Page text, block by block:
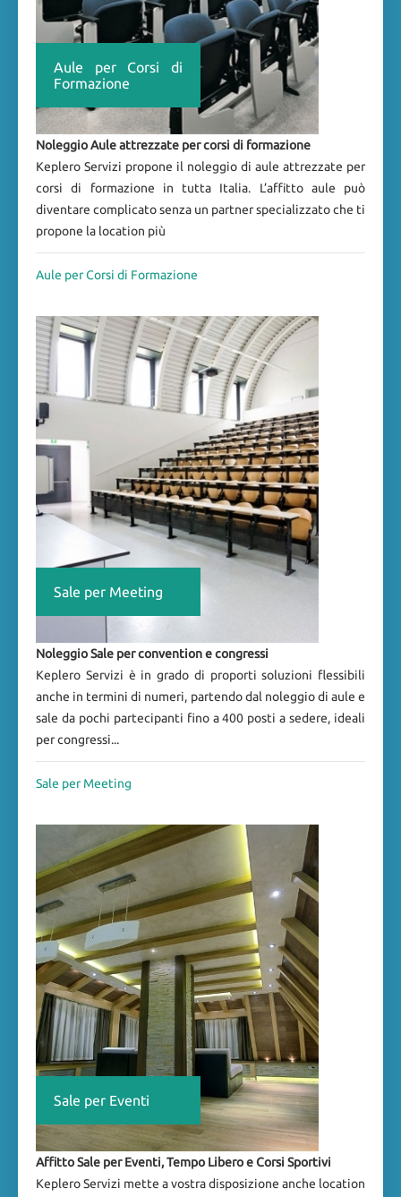
Aule per Corsi di
Formazione
Noleggio Aule attrezzate per corsi di formazione
Keplero Servizi propone il noleggio di aule attrezzate per
corsi di formazione in tutta Italia. L’affitto aule può
diventare complicato senza un partner specializzato che ti
propone la location più
Aule per Corsi di Formazione
Sale per Meeting
Noleggio Sale per convention e congressi
Keplero Servizi è in grado di proporti soluzioni flessibili
anche in termini di numeri, partendo dal noleggio di aule e
sale da pochi partecipanti fino a 400 posti a sedere, ideali
per congressi...
Sale per Meeting
Sale per Eventi
Affitto Sale per Eventi, Tempo Libero e Corsi Sportivi
Keplero Servizi mette a vostra disposizione anche location